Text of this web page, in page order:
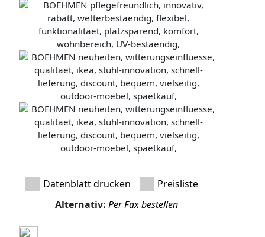
Datenblatt drucken
Preisliste
Alternativ: Per Fax bestellen